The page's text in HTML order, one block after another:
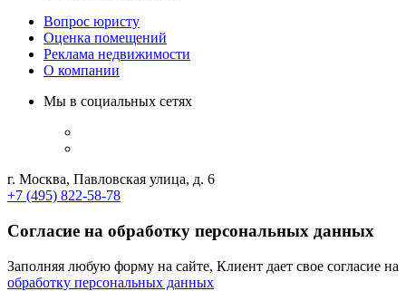
Вопрос юристу
Оценка помещений
Реклама недвижимости
О компании
Мы в социальных сетях
г. Москва, Павловская улица, д. 6
+7 (495) 822-58-78
Согласие на обработку персональных данных
Заполняя любую форму на сайте, Клиент дает свое согласие на
обработку персональных данных